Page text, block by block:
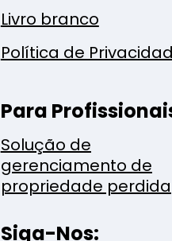
Livro branco
Política de
Para
Solução de
gerenciamento de
propriedade perdida
Siga-Nos: